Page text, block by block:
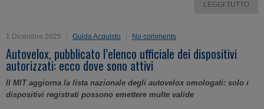
LEGGI TUTTO
1 Dicembre 2025 Guida Acquisto No comments
Autovelox, pubblicato l’elenco ufficiale dei dispositivi
autorizzati: ecco dove sono attivi
Il MIT aggiorna la lista nazionale degli autovelox omologati: solo i
dispositivi registrati possono emettere multe valide